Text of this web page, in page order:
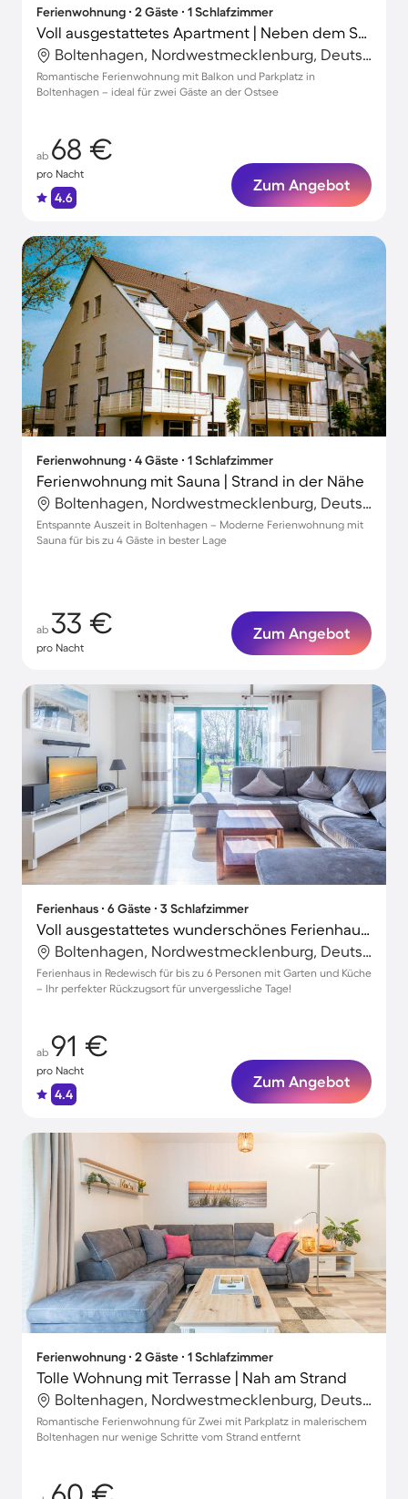
Ferienwohnung ∙ 2 Gäste ∙ 1 Schlafzimmer
Voll ausgestattetes Apartment | Neben dem Strand
Boltenhagen, Nordwestmecklenburg, Deutschland
Romantische Ferienwohnung mit Balkon und Parkplatz in
Boltenhagen – ideal für zwei Gäste an der Ostsee
ab 68 €
pro Nacht
4.6
Zum Angebot
Ferienwohnung ∙ 4 Gäste ∙ 1 Schlafzimmer
Ferienwohnung mit Sauna | Strand in der Nähe
Boltenhagen, Nordwestmecklenburg, Deutschland
Entspannte Auszeit in Boltenhagen – Moderne Ferienwohnung mit
Sauna für bis zu 4 Gäste in bester Lage
ab 33 €
pro Nacht
Zum Angebot
Ferienhaus ∙ 6 Gäste ∙ 3 Schlafzimmer
Voll ausgestattetes wunderschönes Ferienhaus mit Terrasse, Grill und Garten | Haustierfreundlich
Boltenhagen, Nordwestmecklenburg, Deutschland
Ferienhaus in Redewisch für bis zu 6 Personen mit Garten und Küche
– Ihr perfekter Rückzugsort für unvergessliche Tage!
ab 91 €
pro Nacht
4.4
Zum Angebot
Ferienwohnung ∙ 2 Gäste ∙ 1 Schlafzimmer
Tolle Wohnung mit Terrasse | Nah am Strand
Boltenhagen, Nordwestmecklenburg, Deutschland
Romantische Ferienwohnung für Zwei mit Parkplatz in malerischem
Boltenhagen nur wenige Schritte vom Strand entfernt